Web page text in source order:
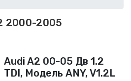
г.Волгоград, ул.Казахская, 11
(СХИ)
2000-2005
Audi A2 00-05 Дв 1.2
TDI, Модель ANY, V1.2L